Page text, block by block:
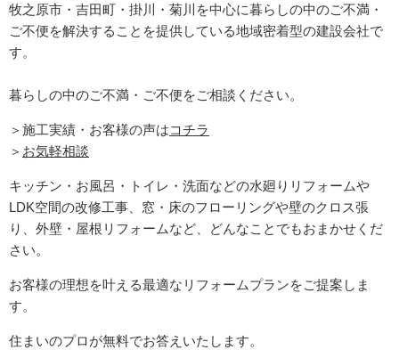
牧之原市・吉田町 ・掛川・菊川 を中心に暮らしの中のご不満・
ご不便を解決することを提供している地域密着型の建設会社で
す。
暮らしの中のご不満・ご不便をご相談ください。
＞施工実績・お客様の声はコチラ
＞ お気軽相談
キッチン・お風呂・トイレ・洗面などの水廻りリフォームや
LDK空間の改修工事、窓・床のフローリングや壁のクロス張
り、外壁・屋根リフォームなど、どんなことでもおまかせくだ
さい。
お客様の理想を叶える最適なリフォームプランをご提案しま
す。
住まいのプロが無料でお答えいたします。